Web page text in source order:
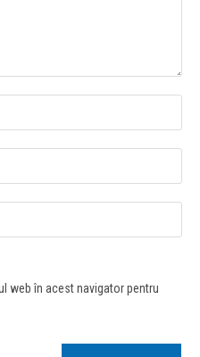
web în acest navigator pentru